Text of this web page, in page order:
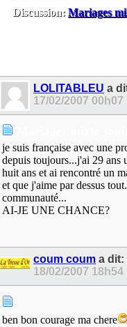
Discussion: Mariages
LOLITABLEU a
17/02/2007 00h07
je suis française avec une
depuis toujours...j'ai 29 ans
huit ans et ai rencontré un
et que j'aime par dessus
communauté...
AI-JE UNE CHANCE?
coum coum a dit:
18/02/2007 18h54
ben bon courage ma chere